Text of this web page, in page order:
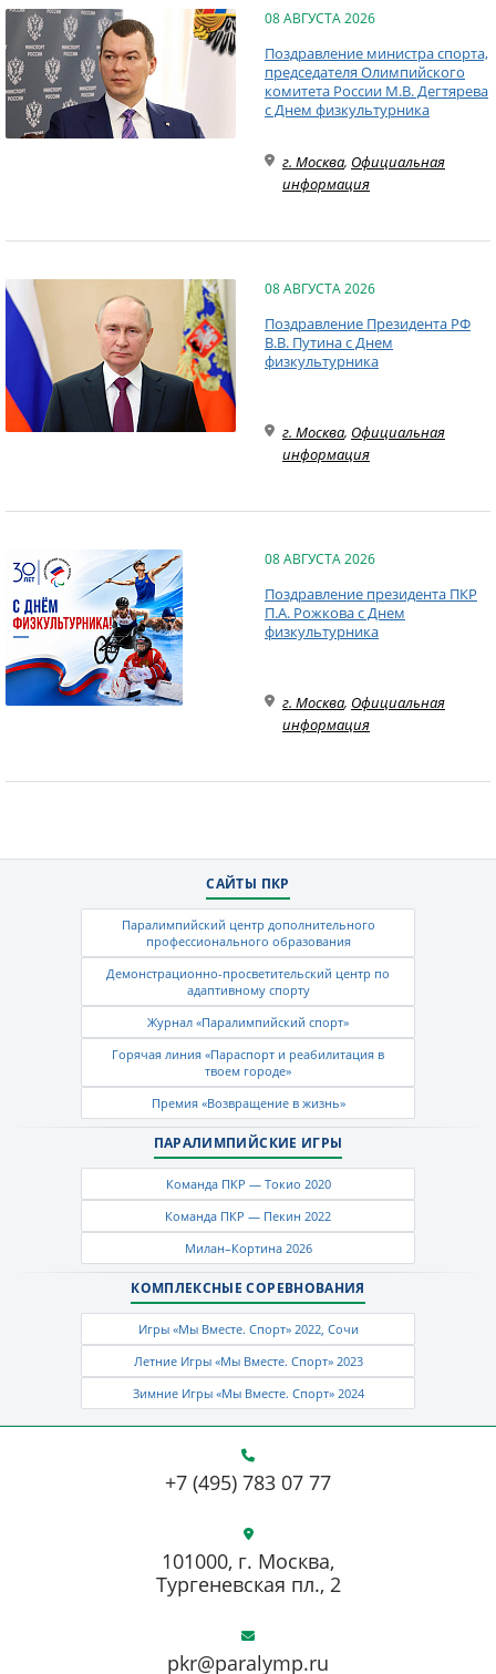
08 АВГУСТА 2026
Поздравление министра спорта,
председателя Олимпийского
комитета России М.В. Дегтярева
с Днем физкультурника
г. Москва, Официальная
информация
08 АВГУСТА 2026
Поздравление Президента РФ
В.В. Путина с Днем
физкультурника
г. Москва, Официальная
информация
08 АВГУСТА 2026
Поздравление президента ПКР
П.А. Рожкова с Днем
физкультурника
г. Москва, Официальная
информация
САЙТЫ ПКР
Паралимпийский центр дополнительного
профессионального образования
Демонстрационно-просветительский центр по
адаптивному спорту
Журнал «Паралимпийский спорт»
Горячая линия «Параспорт и реабилитация в
твоем городе»
Премия «Возвращение в жизнь»
ПАРАЛИМПИЙСКИЕ ИГРЫ
Команда ПКР — Токио 2020
Команда ПКР — Пекин 2022
Милан–Кортина 2026
КОМПЛЕКСНЫЕ СОРЕВНОВАНИЯ
Игры «Мы Вместе. Спорт» 2022, Сочи
Летние Игры «Мы Вместе. Спорт» 2023
Зимние Игры «Мы Вместе. Спорт» 2024
+7 (495) 783 07 77
pkr@paralymp.ru
101000, г. Москва,
Тургеневская пл., 2